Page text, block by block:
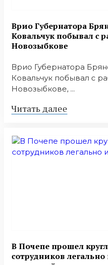
Врио Губернатора
Ковальчук побывал с
Новозыбкове
Врио Губернатора
Ковальчук побывал с
Новозыбкове, ...
Читать далее
В Почепе прошел
сотрудников легально